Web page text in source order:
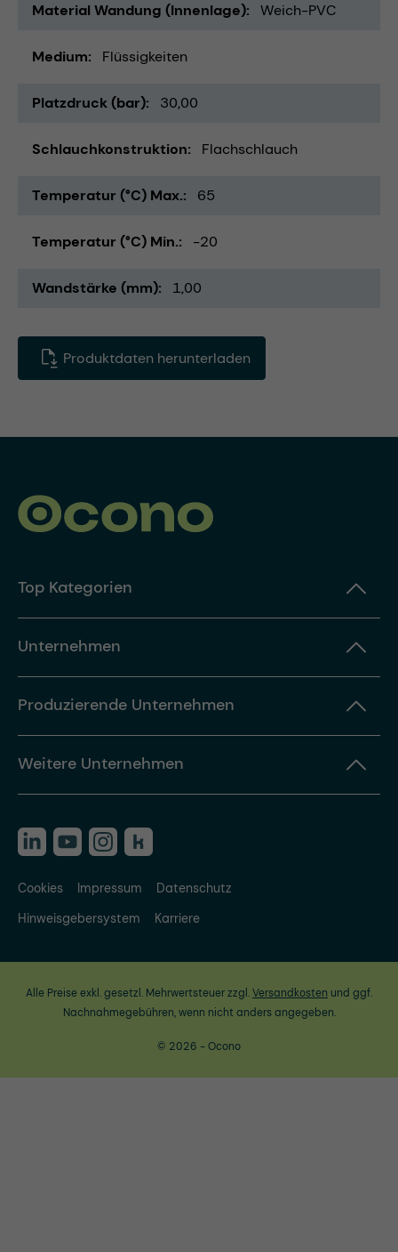
Material Wandung (Innenlage) Weich-PVC
Medium Flüssigkeiten
Platzdruck (bar) 30,00
Schlauchkonstruktion Flachschlauch
Temperatur (°C) Max. 65
Temperatur (°C) Min. -20
Wandstärke (mm) 1,00
Produktdaten herunterladen
Top Kategorien
Unternehmen
Produzierende Unternehmen
Weitere Unternehmen
Cookies Impressum
Datenschutz
Hinweisgebersystem
Karriere
Alle Preise exkl. gesetzl. Mehrwertsteuer zzgl.Versandkosten und ggf.
Nachnahmegebühren, wenn nicht anders angegeben.
© 2026 - Ocono